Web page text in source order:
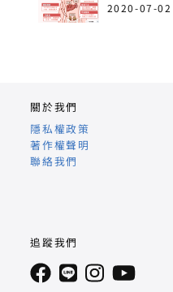
病！
2020-07-02
關於我們
隱私權政策
著作權聲明
聯絡我們
追蹤我們